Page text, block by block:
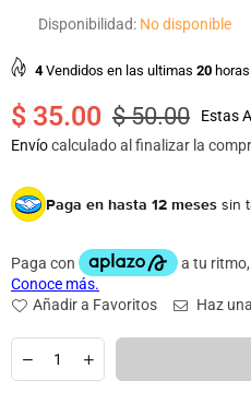
Disponibilidad: No disponible
4Vendidos en las ultimas 20 horas
Precio
habitual
$ 35.00 $ 50.00 Estas
Envíocalculado al finalizar la
Paga en hasta 12 meses sin
Añadir a Favoritos Haz
Cantidad